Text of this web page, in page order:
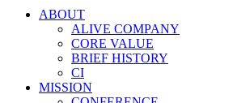
ABOUT
ALIVE COMPANY
CORE VALUE
BRIEF HISTORY
CI
MISSION